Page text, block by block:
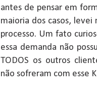
antes de pensar em
maioria dos casos,
processo. Um fato
essa demanda não
TODOS os outros
não sofreram com esse